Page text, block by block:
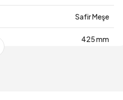
Safir Meşe
425 mm